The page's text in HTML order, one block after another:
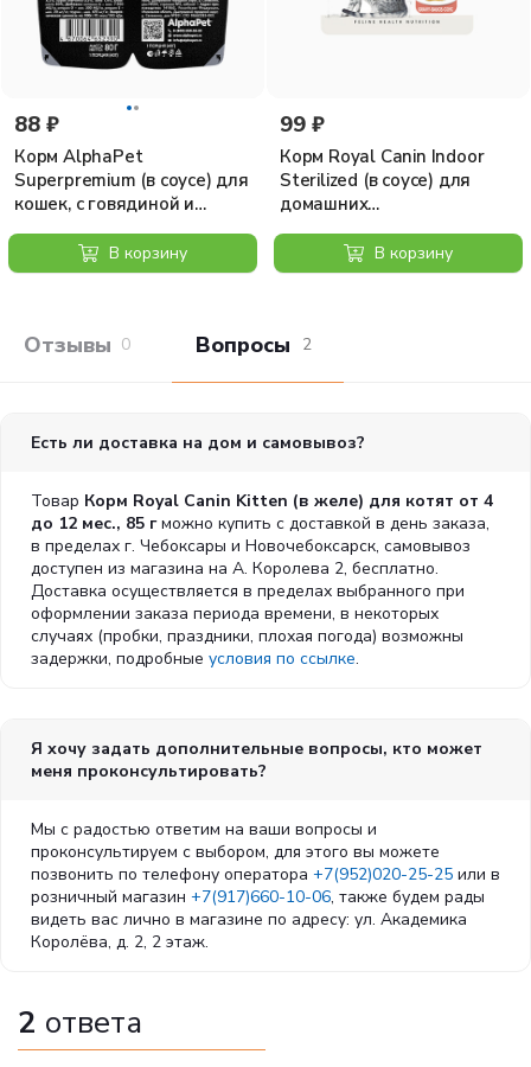
ДОБАВКИ (В 1 КГ)
Питательные добавки: Витамин D3: 175 МЕ, Е1 (Железо): 3
мг, Е2 (Йод): 0,38 мг, Е4 (Медь): 3 мг, Е5 (Марганец): 1 мг, Е6
СОДЕРЖАНИЕ ПИТАТЕЛЬНЫХ ВЕЩЕСТВ
Белки: 12 % - Жиры: 4 % - Минеральные вещества: 1,7 % -
Клетчатка общая: 0,6 %
88 ₽
Корм AlphaPet
Superpremium (в соусе) для
кошек, с говядиной и
малиной, 80 г
В корзину
99 ₽
Корм Royal Canin Indoor
Sterilized (в соусе) для
домашних
стерилизованных кошек 1-7
лет, 85 г
В корзину
Отзывы покупателей
0 Вопросы и
2
Есть ли доставка на дом и самовывоз?
Товар Корм Royal Canin Kitten (в желе) для котят от 4
до 12 мес., 85 гможно купить с доставкой в день заказа,
в пределах г. Чебоксары и Новочебоксарск, самовывоз
доступен из магазина на А. Королева 2, бесплатно.
Доставка осуществляется в пределах выбранного при
оформлении заказа периода времени, в некоторых
случаях (пробки, праздники, плохая погода) возможны
задержки, подробные условия по ссылке.
Я хочу задать дополнительные вопросы, кто может
меня проконсультировать?
Мы с радостью ответим на ваши вопросы и
проконсультируем с выбором, для этого вы можете
позвонить по телефону оператора +7(952)020-25-25 или в
розничный магазин +7(917)660-10-06, также будем рады
видеть вас лично в магазине по адресу: ул. Академика
Королёва, д. 2, 2 этаж.
2 ответа